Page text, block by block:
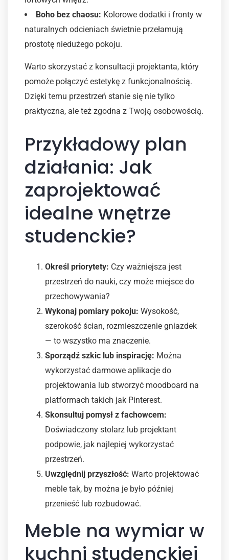
Boho bez chaosu: Kolorowe dodatki i fronty w
naturalnych odcieniach świetnie przełamują
prostotę niedużego pokoju.
Warto skorzystać z konsultacji projektanta, który
pomoże połączyć estetykę z funkcjonalnością.
Dzięki temu przestrzeń stanie się nie tylko
praktyczna, ale też zgodna z Twoją osobowością.
Przykładowy plan
działania: Jak
zaprojektować
idealne wnętrze
studenckie?
Określ priorytety: Czy ważniejsza jest
przestrzeń do nauki, czy może miejsce do
przechowywania?
Wykonaj pomiary pokoju: Wysokość,
szerokość ścian, rozmieszczenie gniazdek
— to wszystko ma znaczenie.
Sporządź szkic lub inspirację: Można
wykorzystać darmowe aplikacje do
projektowania lub stworzyć moodboard na
platformach takich jak Pinterest.
Skonsultuj pomysł z fachowcem:
Doświadczony stolarz lub projektant
podpowie, jak najlepiej wykorzystać
przestrzeń.
Uwzględnij przyszłość: Warto projektować
meble tak, by można je było później
przenieść lub rozbudować.
Meble na wymiar w
kuchni studenckiej